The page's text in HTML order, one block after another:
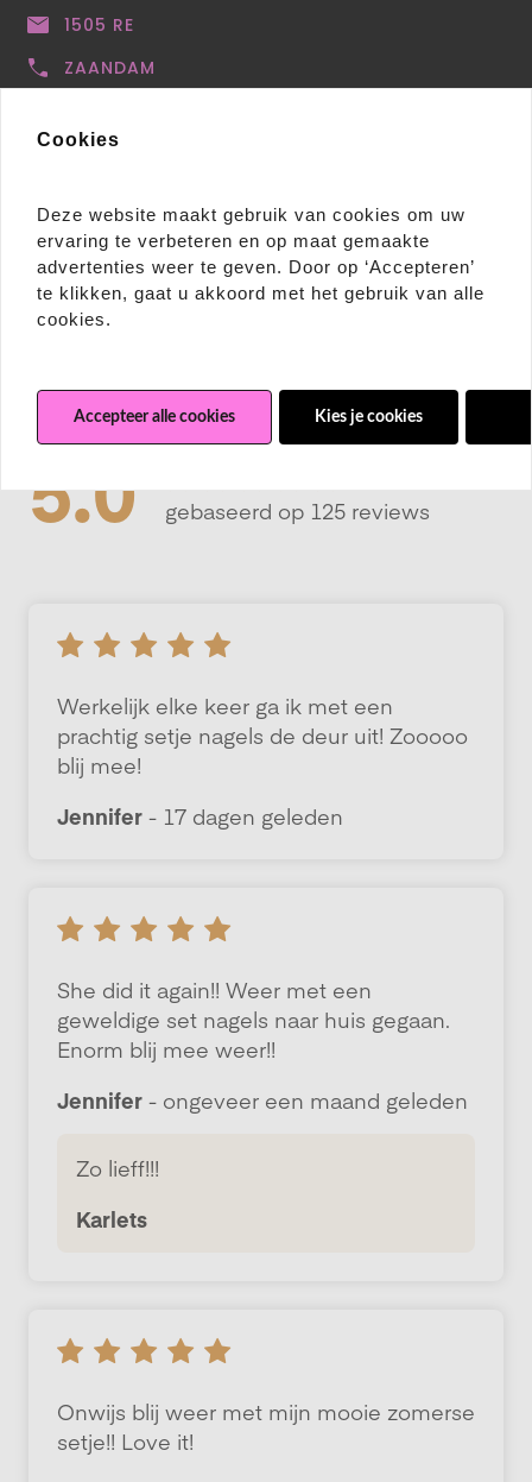
1505 RE
ZAANDAM
info@karlets.nl
Cookies
Deze website maakt gebruik van cookies om uw
ervaring te verbeteren en op maat gemaakte
advertenties weer te geven. Door op ‘Accepteren’
te klikken, gaat u akkoord met het gebruik van alle
cookies.
Accepteer alle cookies Kies je cookies